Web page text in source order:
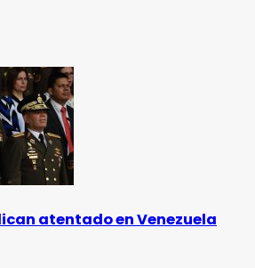
atentado en Venezuela